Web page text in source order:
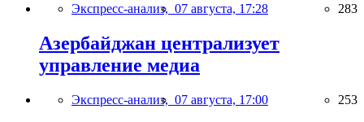
Экспресс-анализ, 07 августа, 17:28 283
Азербайджан централизует
управление медиа
Экспресс-анализ, 07 августа, 17:00 253